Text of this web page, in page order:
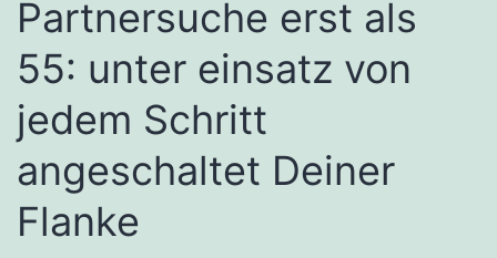
Partnersuche erst als
55: unter einsatz von
jedem Schritt
angeschaltet Deiner
Flanke